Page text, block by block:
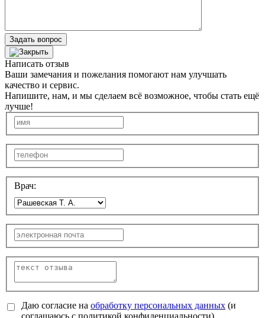
Задать вопрос
Написать отзыв
Ваши замечания и пожелания помогают нам улучшать
качество и сервис.
Напишите, нам, и мы сделаем всё возможное, чтобы стать ещё
лучше!
Врач:
Даю согласие на обработку персональных данных (и
соглашаюсь с политикой конфиденциальности).